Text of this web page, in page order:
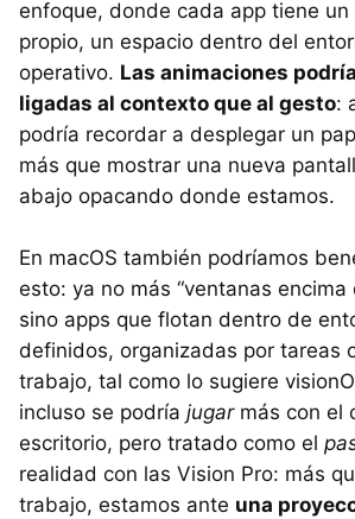
enfoque, donde cada app tiene un
propio, un espacio dentro del
operativo. Las animaciones
ligadas al contexto que al gesto:
podría recordar a desplegar un
más que mostrar una nueva
abajo opacando donde estamos.
En macOS también podríamos
esto: ya no más “ventanas encima
sino apps que flotan dentro de
definidos, organizadas por tareas
trabajo, tal como lo sugiere
incluso se podría jugarmás con el
escritorio, pero tratado como el
realidad con las Vision Pro: más
trabajo, estamos ante una